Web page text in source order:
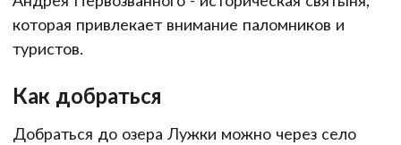
которая привлекает внимание паломников и
туристов.
Как добраться
Добраться до озера Лужки можно через село